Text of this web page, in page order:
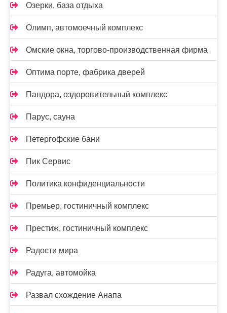
Озерки, база отдыха
Олимп, автомоечный комплекс
Омские окна, торгово-производственная фирма
Оптима порте, фабрика дверей
Пандора, оздоровительный комплекс
Парус, сауна
Петергофские бани
Пик Сервис
Политика конфиденциальности
Премьер, гостиничный комплекс
Престиж, гостиничный комплекс
Радости мира
Радуга, автомойка
Развал схождение Анапа